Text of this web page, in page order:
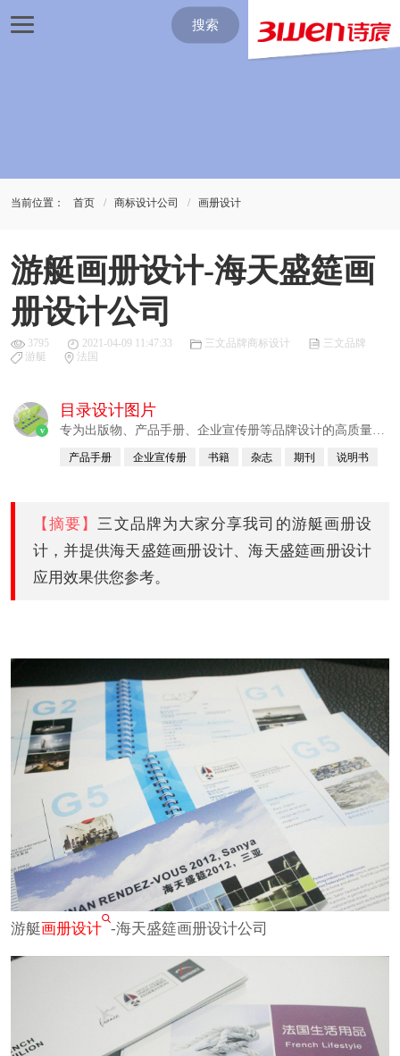
搜索
当前位置： 首页 商标设计公司 画册设计
游艇画册设计-海天盛筵画
册设计公司
3795 2021-04-09 11:47:33 三文品牌商标设计
三文品牌
游艇
法国
v
目录设计图片
专为出版物、产品手册、企业宣传册等品牌设计的高质量画
产品手册 企业宣传册 书籍 杂志 期刊 说明书
【摘要】三文品牌为大家分享我司的游艇画册设
计，并提供海天盛筵画册设计、海天盛筵画册设计
应用效果供您参考。
游艇画册设计 -海天盛筵画册设计公司